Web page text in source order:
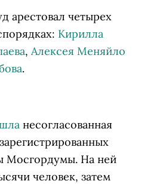
арестовал четырех
Кирилла
, Алексея Меняйло
.
несогласованная
Мосгордумы. На ней
человек, затем